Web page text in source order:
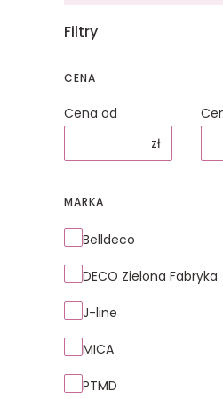
Filtry
CENA
Cena od
zł
MARKA
Marka
Belldeco
DECO Zielona Fabryka
J-line
MICA
PTMD